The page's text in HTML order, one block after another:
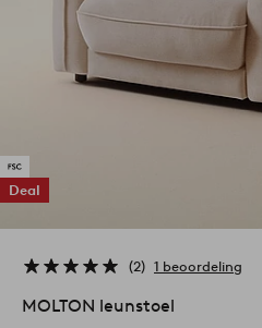
Deal
2 1 beoordeling
MOLTON leunstoel